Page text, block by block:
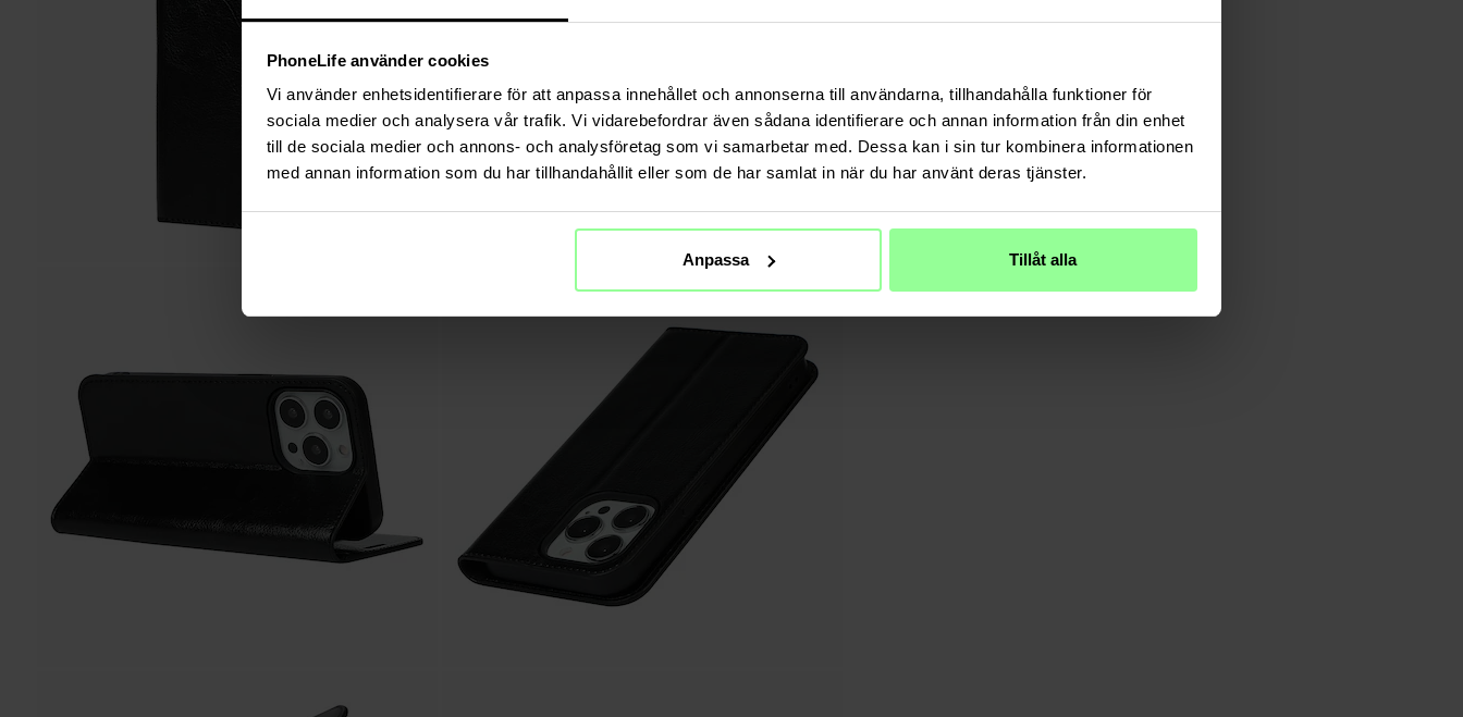
PhoneLife använder cookies
Vi använder enhetsidentifierare för att anpassa innehållet och annonserna till användarna, tillhandahålla funktioner för
sociala medier och analysera vår trafik. Vi vidarebefordrar även sådana identifierare och annan information från din enhet
till de sociala medier och annons- och analysföretag som vi samarbetar med. Dessa kan i sin tur kombinera informationen
med annan information som du har tillhandahållit eller som de har samlat in när du har använt deras tjänster.
Anpassa Tillåt alla